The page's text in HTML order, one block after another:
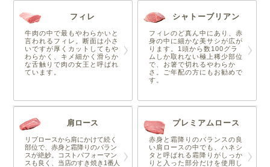
フィレ
牛肉の中で最もやわらかいと
言われるフィレ。断面は小さ
いですが厚くカットしてもや
わらかく、キメ細かく滑らか
な舌触りで肉の女王と呼ばれ
ています。
シャトーブリアン
フィレのど真ん中にあり、赤
身の中に細かな美サシが広が
ります。1頭から数100グラ
ムしか取れない極上稀少部位
で、お箸で切れるやわらか
さ。ご年配の方にもお勧めで
す。
肩ロース
リブロースから肩にかけて続く
部位で、赤身と霜降りのバラン
スが絶妙。コストパフォーマン
スも良く、当店のすき焼き1番人
プレミアムロース
赤身と霜降りのバランスの良
い肩ロースの中でも、ハネシ
タと呼ばれる霜降りがしっか
りと入った部分だけを使用し